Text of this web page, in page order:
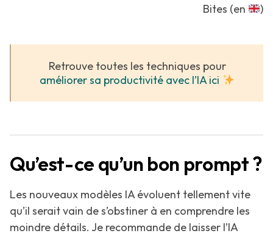
Bites (en
)
Retrouve toutes les techniques pour
améliorer sa productivité avec l’IA ici
Qu’est-ce qu’un bon prompt ?
Les nouveaux modèles IA évoluent tellement vite
qu’il serait vain de s’obstiner à en comprendre les
moindre détails. Je recommande de laisser l’IA